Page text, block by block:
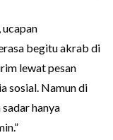
ucapan
begitu akrab di
lewat pesan
sosial. Namun di
hanya